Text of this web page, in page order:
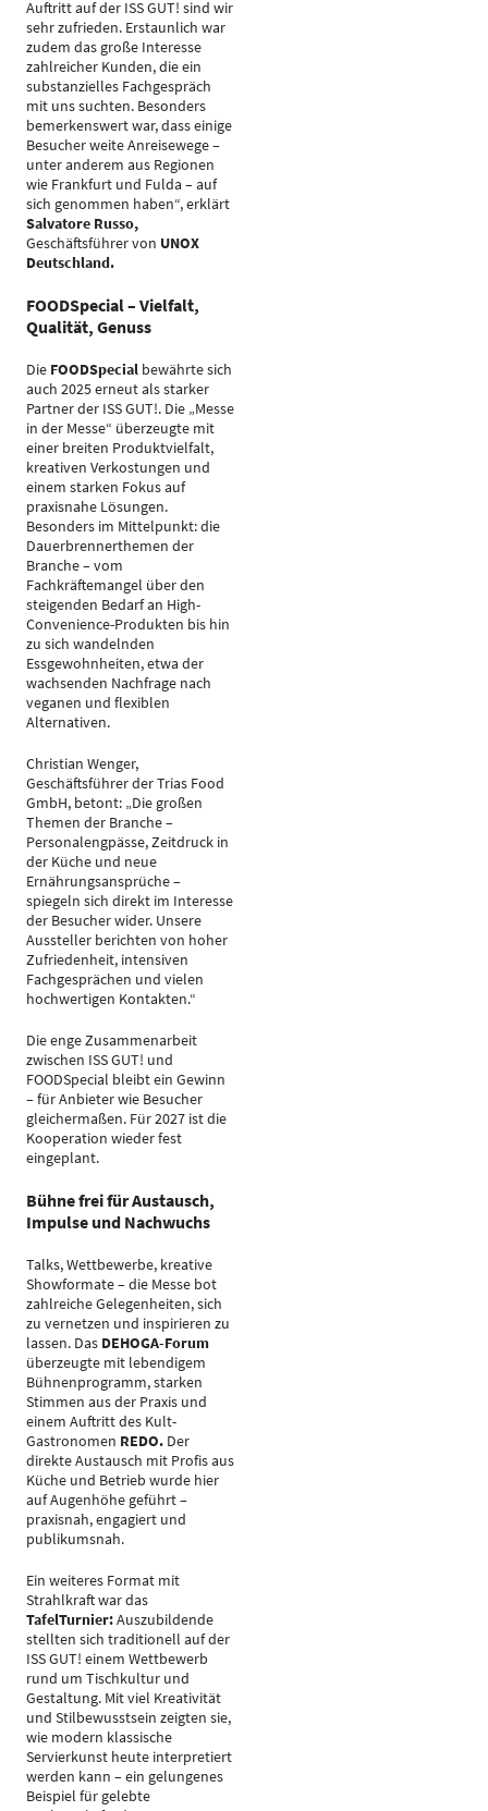
Auftritt auf der ISS GUT! sind wir
sehr zufrieden. Erstaunlich war
zudem das große Interesse
zahlreicher Kunden, die ein
substanzielles Fachgespräch
mit uns suchten. Besonders
bemerkenswert war, dass einige
Besucher weite Anreisewege –
unter anderem aus Regionen
wie Frankfurt und Fulda – auf
sich genommen haben“, erklärt
Salvatore Russo,
Geschäftsführer von UNOX
Deutschland.
FOODSpecial – Vielfalt,
Qualität, Genuss
Die FOODSpecial bewährte sich
auch 2025 erneut als starker
Partner der ISS GUT!. Die „Messe
in der Messe“ überzeugte mit
einer breiten Produktvielfalt,
kreativen Verkostungen und
einem starken Fokus auf
praxisnahe Lösungen.
Besonders im Mittelpunkt: die
Dauerbrennerthemen der
Branche – vom
Fachkräftemangel über den
steigenden Bedarf an High-
Convenience-Produkten bis hin
zu sich wandelnden
Essgewohnheiten, etwa der
wachsenden Nachfrage nach
veganen und flexiblen
Alternativen.
Christian Wenger,
Geschäftsführer der Trias Food
GmbH, betont: „Die großen
Themen der Branche –
Personalengpässe, Zeitdruck in
der Küche und neue
Ernährungsansprüche –
spiegeln sich direkt im Interesse
der Besucher wider. Unsere
Aussteller berichten von hoher
Zufriedenheit, intensiven
Fachgesprächen und vielen
hochwertigen Kontakten.“
Die enge Zusammenarbeit
zwischen ISS GUT! und
FOODSpecial bleibt ein Gewinn
– für Anbieter wie Besucher
gleichermaßen. Für 2027 ist die
Kooperation wieder fest
eingeplant.
Bühne frei für Austausch,
Impulse und Nachwuchs
Talks, Wettbewerbe, kreative
Showformate – die Messe bot
zahlreiche Gelegenheiten, sich
zu vernetzen und inspirieren zu
lassen. Das DEHOGA-Forum
überzeugte mit lebendigem
Bühnenprogramm, starken
Stimmen aus der Praxis und
einem Auftritt des Kult-
Gastronomen REDO. Der
direkte Austausch mit Profis aus
Küche und Betrieb wurde hier
auf Augenhöhe geführt –
praxisnah, engagiert und
publikumsnah.
Ein weiteres Format mit
Strahlkraft war das
TafelTurnier:Auszubildende
stellten sich traditionell auf der
ISS GUT! einem Wettbewerb
rund um Tischkultur und
Gestaltung. Mit viel Kreativität
und Stilbewusstsein zeigten sie,
wie modern klassische
Servierkunst heute interpretiert
werden kann – ein gelungenes
Beispiel für gelebte